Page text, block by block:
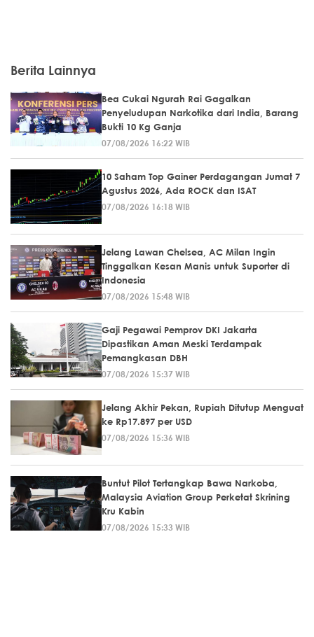
Berita Lainnya
Bea Cukai Ngurah Rai Gagalkan
Penyeludupan Narkotika dari India, Barang
Bukti 10 Kg Ganja
07/08/2026 16:22 WIB
10 Saham Top Gainer Perdagangan Jumat 7
Agustus 2026, Ada ROCK dan ISAT
07/08/2026 16:18 WIB
Jelang Lawan Chelsea, AC Milan Ingin
Tinggalkan Kesan Manis untuk Suporter di
Indonesia
07/08/2026 15:48 WIB
Gaji Pegawai Pemprov DKI Jakarta
Dipastikan Aman Meski Terdampak
Pemangkasan DBH
07/08/2026 15:37 WIB
Jelang Akhir Pekan, Rupiah Ditutup Menguat
ke Rp17.897 per USD
07/08/2026 15:36 WIB
Buntut Pilot Tertangkap Bawa Narkoba,
Malaysia Aviation Group Perketat Skrining
Kru Kabin
07/08/2026 15:33 WIB